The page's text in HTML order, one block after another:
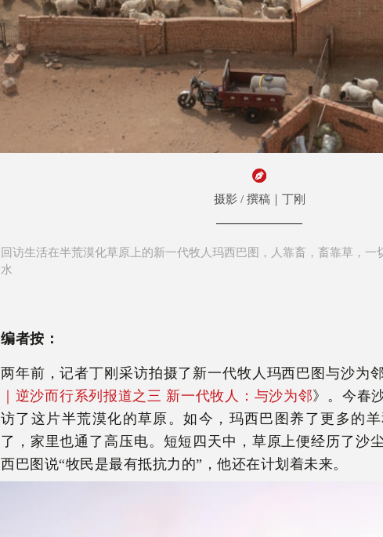
摄影 / 撰稿｜丁刚
回访生活在半荒漠化草原上的新一代牧人玛西巴图，人靠畜，畜靠草，一
水
编者按：
两年前，记者丁刚采访拍摄了新一代牧人玛西巴图与沙为
｜逆沙而行系列报道之三 新一代牧人：与沙为邻》。今春
访了这片半荒漠化的草原。如今，玛西巴图养了更多的
了，家里也通了高压电。短短四天中，草原上便经历了沙
西巴图说“牧民是最有抵抗力的”，他还在计划着未来。